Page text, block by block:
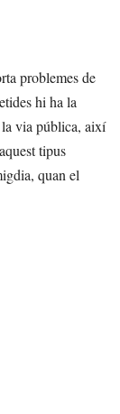
problemes de
hi ha la
la via pública, així
tipus
quan el